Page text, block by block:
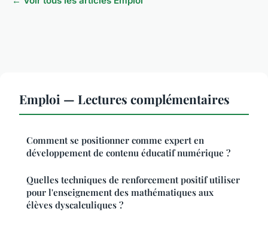
Emploi — Lectures complémentaires
Comment se positionner comme expert en
développement de contenu éducatif numérique ?
Quelles techniques de renforcement positif utiliser
pour l'enseignement des mathématiques aux
élèves dyscalculiques ?